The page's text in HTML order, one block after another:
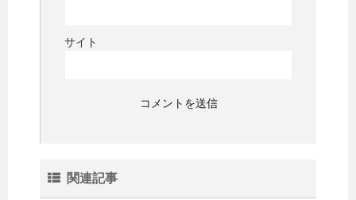
サイト
関連記事